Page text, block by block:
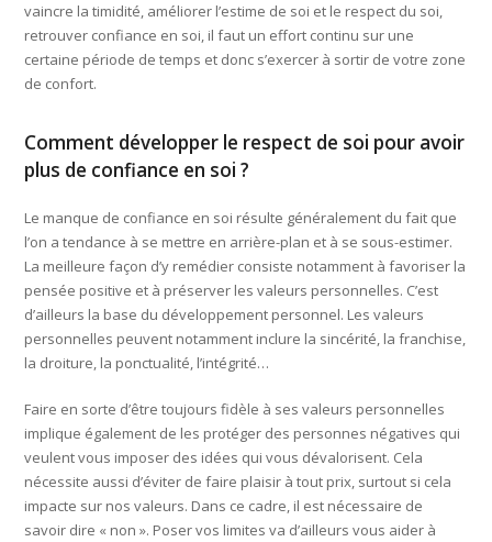
vaincre la timidité, améliorer l’estime de soi et le respect du soi,
retrouver confiance en soi, il faut un effort continu sur une
certaine période de temps et donc s’exercer à sortir de votre zone
de confort.
Comment développer le respect de soi pour avoir
plus de confiance en soi ?
Le manque de confiance en soi résulte généralement du fait que
l’on a tendance à se mettre en arrière-plan et à se sous-estimer.
La meilleure façon d’y remédier consiste notamment à favoriser la
pensée positive et à préserver les valeurs personnelles. C’est
d’ailleurs la base du développement personnel. Les valeurs
personnelles peuvent notamment inclure la sincérité, la franchise,
la droiture, la ponctualité, l’intégrité…
Faire en sorte d’être toujours fidèle à ses valeurs personnelles
implique également de les protéger des personnes négatives qui
veulent vous imposer des idées qui vous dévalorisent. Cela
nécessite aussi d’éviter de faire plaisir à tout prix, surtout si cela
impacte sur nos valeurs. Dans ce cadre, il est nécessaire de
savoir dire « non ». Poser vos limites va d’ailleurs vous aider à